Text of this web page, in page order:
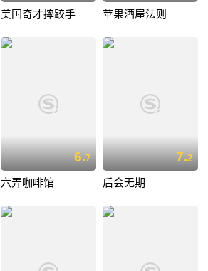
美国奇才摔跤手 苹果酒屋法则
6.7
六弄咖啡馆
7.2
后会无期